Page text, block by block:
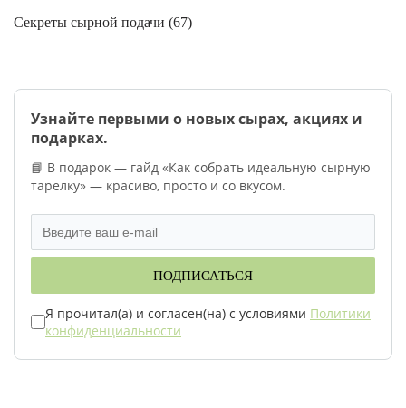
Секреты сырной подачи (67)
Узнайте первыми о новых сырах, акциях и
подарках.
📘 В подарок — гайд «Как собрать идеальную сырную
тарелку» — красиво, просто и со вкусом.
ПОДПИСАТЬСЯ
Я прочитал(а) и согласен(на) с условиями Политики
конфиденциальности